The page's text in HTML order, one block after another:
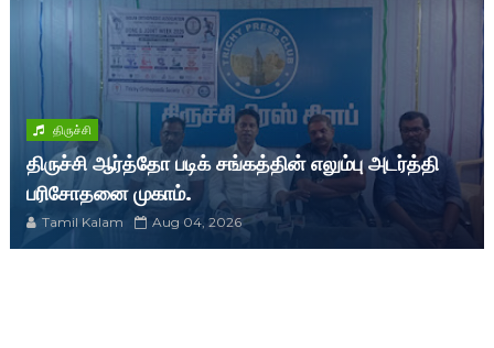
திருச்சி
திருச்சி ஆர்த்தோ படிக் சங்கத்தின் எலும்பு அடர்த்தி
பரிசோதனை முகாம்.
Tamil Kalam Aug 04, 2026